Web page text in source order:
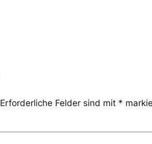
Erforderliche Felder sind mit *